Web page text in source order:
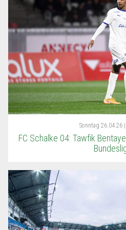
Sonntag 26.04.26
FC Schalke 04: Tawfik